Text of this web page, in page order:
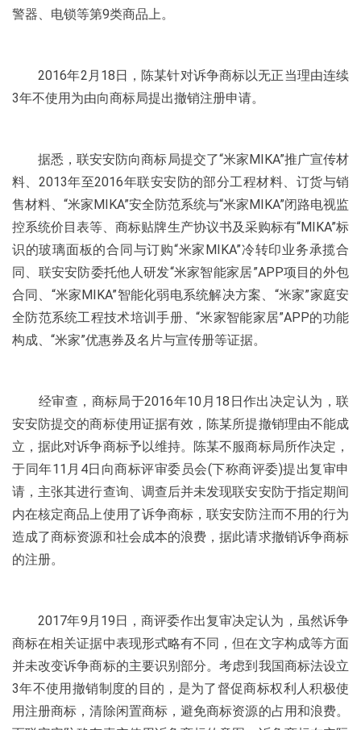
警器、电锁等第9类商品上。
2016年2月18日，陈某针对诉争商标以无正当理由连续
3年不使用为由向商标局提出撤销注册申请。
据悉，联安安防向商标局提交了“米家MIKA”推广宣传材
料、2013年至2016年联安安防的部分工程材料、订货与销
售材料、“米家MIKA”安全防范系统与“米家MIKA”闭路电视监
控系统价目表等、商标贴牌生产协议书及采购标有“MIKA”标
识的玻璃面板的合同与订购“米家MIKA”冷转印业务承揽合
同、联安安防委托他人研发“米家智能家居”APP项目的外包
合同、“米家MIKA”智能化弱电系统解决方案、“米家”家庭安
全防范系统工程技术培训手册、“米家智能家居”APP的功能
构成、“米家”优惠券及名片与宣传册等证据。
经审查，商标局于2016年10月18日作出决定认为，联
安安防提交的商标使用证据有效，陈某所提撤销理由不能成
立，据此对诉争商标予以维持。陈某不服商标局所作决定，
于同年11月4日向商标评审委员会(下称商评委)提出复审申
请，主张其进行查询、调查后并未发现联安安防于指定期间
内在核定商品上使用了诉争商标，联安安防注而不用的行为
造成了商标资源和社会成本的浪费，据此请求撤销诉争商标
的注册。
2017年9月19日，商评委作出复审决定认为，虽然诉争
商标在相关证据中表现形式略有不同，但在文字构成等方面
并未改变诉争商标的主要识别部分。考虑到我国商标法设立
3年不使用撤销制度的目的，是为了督促商标权利人积极使
用注册商标，清除闲置商标，避免商标资源的占用和浪费。